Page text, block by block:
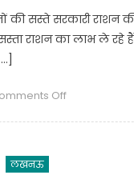
है
लकड़ी
पर
सस्ते सरकारी राशन की
राशन का लाभ ले रहे
Offon
लखनऊ